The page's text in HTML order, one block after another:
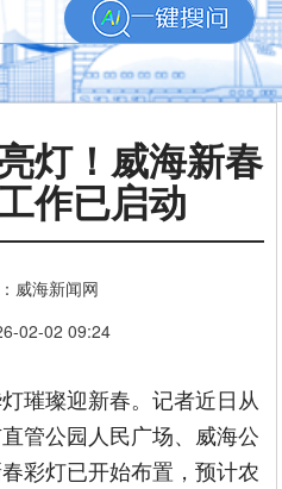
灯！威海新春
作已启动
威海新闻网
02-02 09:24
璀璨迎新春。记者近日从
管公园人民广场、威海公
彩灯已开始布置，预计农